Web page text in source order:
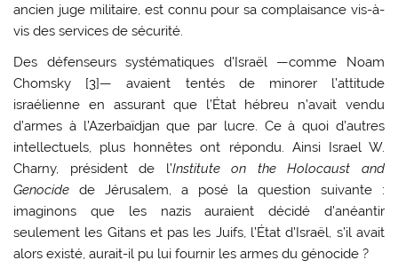
ancien juge militaire, est connu pour sa complaisance vis-à-
vis des services de sécurité.
Des défenseurs systématiques d’Israël —comme Noam
Chomsky [3]— avaient tentés de minorer l’attitude
israélienne en assurant que l’État hébreu n’avait vendu
d’armes à l’Azerbaïdjan que par lucre. Ce à quoi d’autres
intellectuels, plus honnêtes ont répondu. Ainsi Israel W.
Charny, président de l’Institute on the Holocaust and
Genocide de Jérusalem, a posé la question suivante :
imaginons que les nazis auraient décidé d’anéantir
seulement les Gitans et pas les Juifs, l’État d’Israël, s’il avait
alors existé, aurait-il pu lui fournir les armes du génocide ?